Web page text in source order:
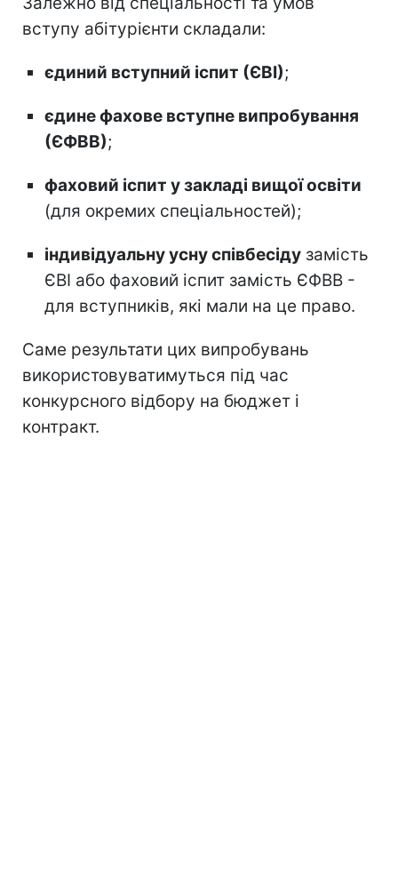
вступу абітурієнти складали:
єдиний вступний іспит (ЄВІ);
єдине фахове вступне випробування
(ЄФВВ);
фаховий іспит у закладі вищої освіти
(для окремих спеціальностей);
індивідуальну усну співбесіду замість
ЄВІ або фаховий іспит замість ЄФВВ -
для вступників, які мали на це право.
Саме результати цих випробувань
використовуватимуться під час
конкурсного відбору на бюджет і
контракт.